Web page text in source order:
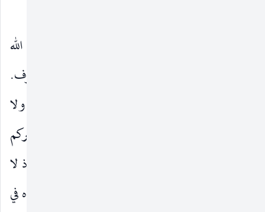
أي فتقربوا إلى الله
بأنواع الطاعات ، لما خصكم بأنواع الفضل والشرف.
أي وثقوا به في مجامع أموركم ، ولا
ناصركم
هو ؛ إذ لا
مثل له في الولاية والنصرة ، بل لا مولى ولا ناصر سواه في